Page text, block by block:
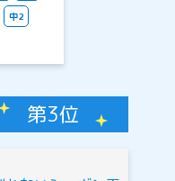
中2
第3位